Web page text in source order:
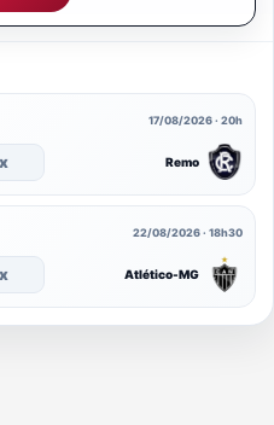
17/08/2026 · 20h
x Remo
22/08/2026 · 18h30
x Atlético-MG